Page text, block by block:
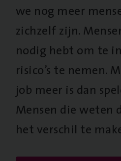
we nog meer
zichzelf zijn.
nodig hebt om te
risico’s te nemen.
job meer is dan
Mensen die weten
het verschil te